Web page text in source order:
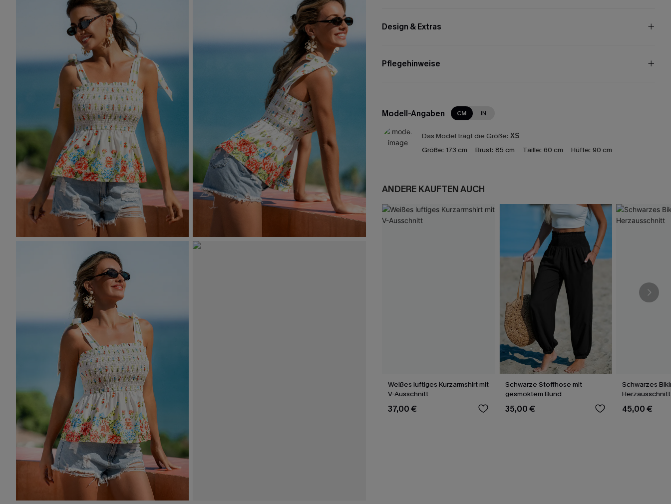
Design & Extras
Pflegehinweise
Modell-Angaben CM IN
Das Model trägt die Größe: XS
Größe: 173 cm Brust: 85 cm Taille: 60 cm Hüfte: 90 cm
ANDERE KAUFTEN AUCH
Weißes luftiges Kurzarmshirt mit
V-Ausschnitt
37,00 €
Schwarze Stoffhose mit
gesmoktem Bund
35,00 €
Schwarzes
Herzausschnitt
45,00 €